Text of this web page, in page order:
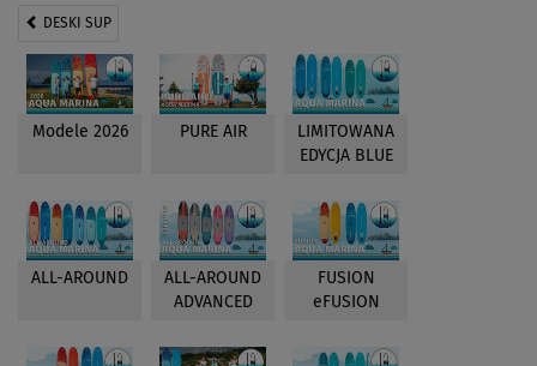
DESKI SUP
Modele 2026 PURE AIR
LIMITOWANA
EDYCJA BLUE
ALL-AROUND
ALL-AROUND
ADVANCED
FUSION
eFUSION